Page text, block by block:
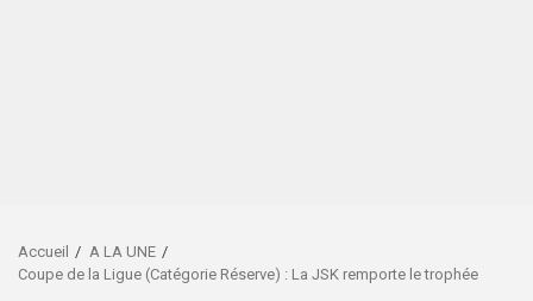
Accueil
A LA UNE
Coupe de la Ligue (Catégorie Réserve) : La JSK remporte le trophée